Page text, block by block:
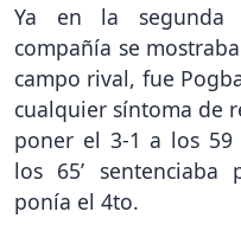
Ya en la segunda
compañía se
campo rival, fue
cualquier síntoma de
poner el 3-1 a los 59
los 65’
ponía el 4to.